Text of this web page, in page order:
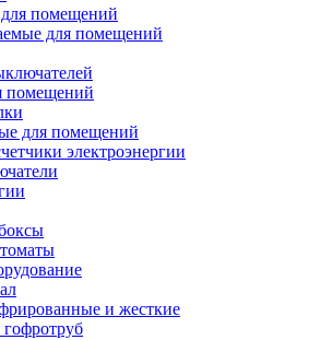
для помещений
для помещений
помещений
для помещений
электроэнергии
и жесткие